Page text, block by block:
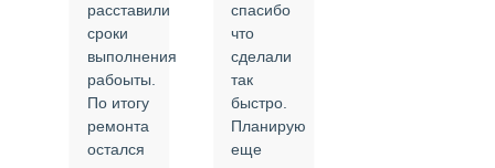
расставили
сроки
выполнения
рабоыты.
По итогу
ремонта
остался
спасибо
что
сделали
так
быстро.
Планирую
еще